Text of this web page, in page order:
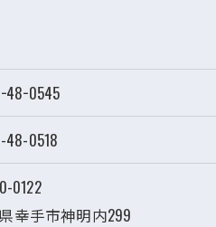
48-0518
0122
幸手市神明内299